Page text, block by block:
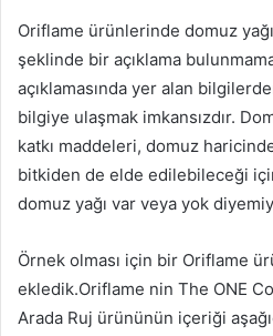
Oriflame ürünlerinde domuz
şeklinde bir açıklama
açıklamasında yer alan
bilgiye ulaşmak imkansızdır.
katkı maddeleri, domuz
bitkiden de elde edilebileceği
domuz yağı var veya yok
Örnek olması için bir Oriflame
ekledik.Oriflame nin The ONE
Arada Ruj ürününün içeriği